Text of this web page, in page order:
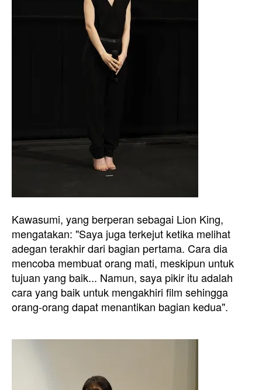
Kawasumi, yang berperan sebagai Lion King,
mengatakan: "Saya juga terkejut ketika melihat
adegan terakhir dari bagian pertama. Cara dia
mencoba membuat orang mati, meskipun untuk
tujuan yang baik... Namun, saya pikir itu adalah
cara yang baik untuk mengakhiri film sehingga
orang-orang dapat menantikan bagian kedua".